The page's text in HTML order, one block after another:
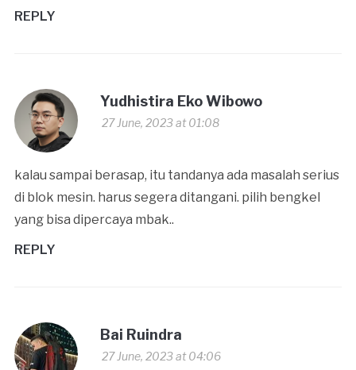
REPLY
Yudhistira Eko Wibowo
27 June, 2023 at 01:08
kalau sampai berasap, itu tandanya ada masalah serius
di blok mesin. harus segera ditangani. pilih bengkel
yang bisa dipercaya mbak..
REPLY
Bai Ruindra
27 June, 2023 at 04:06